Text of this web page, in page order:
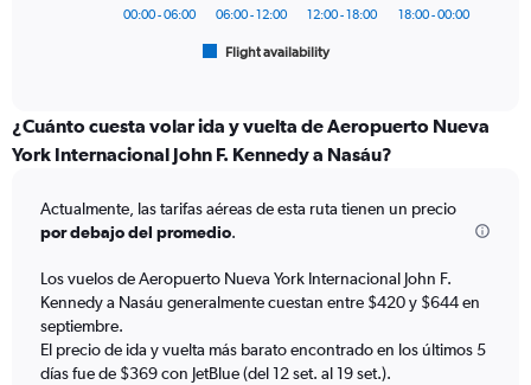
categories.
Range:
The
chart
1
Y
axis
displaying
Number
Flight availability
00:00 - 06:00 06:00 - 12:00 12:00 - 18:00 18:00 - 00:00
¿Cuánto cuesta volar ida y vuelta de Aeropuerto Nueva
York Internacional John F. Kennedy a Nasáu?
Actualmente, las tarifas aéreas de esta ruta tienen un precio
por debajo del promedio.
Los vuelos de Aeropuerto Nueva York Internacional John F.
Kennedy a Nasáu generalmente cuestan entre $420 y $644 en
septiembre.
El precio de ida y vuelta más barato encontrado en los últimos 5
días fue de $369 con JetBlue (del 12 set. al 19 set.).